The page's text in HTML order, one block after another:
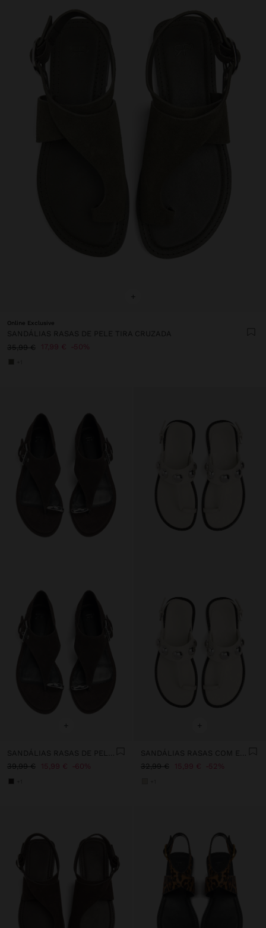
+
Online Exclusive
SANDÁLIAS RASAS DE PELE TIRA CRUZADA
35,99 €
17,99 € 50%
+
39,99 €
15,99 € 60%
+
32,99 €
15,99 € 52%